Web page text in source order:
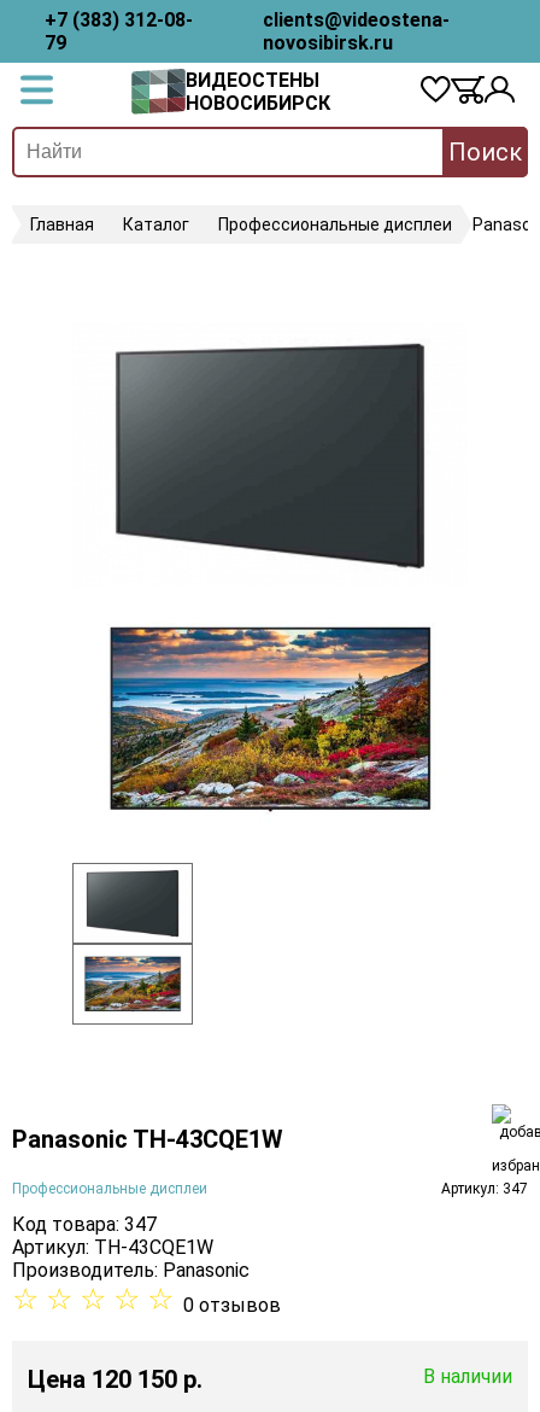
+7 (383) 312-08-
79
clients@videostena-
novosibirsk.ru
ВИДЕОСТЕНЫ
НОВОСИБИРСК
Поиск
Главная Каталог Профессиональные дисплеи
Panasonic TH-43CQE1W
Профессиональные дисплеи Артикул: 347
Код товара: 347
Артикул: TH-43CQE1W
Производитель: Panasonic
☆ ☆ ☆ ☆ ☆ 0 отзывов
Цена 120 150 p. В наличии